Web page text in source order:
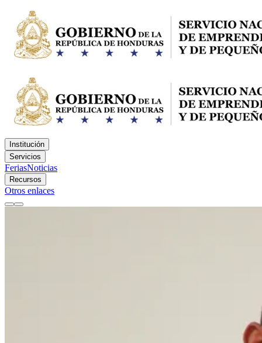
Institución
Servicios
FeriasNoticias
Recursos
Otros enlaces